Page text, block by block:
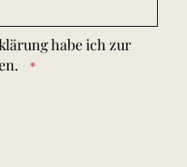
habe ich zur